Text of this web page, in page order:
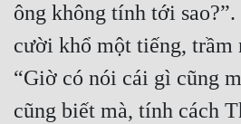
Võng Du
Xuyên Không
ông không tính tới
cười khổ một tiếng, trầm
“Giờ có nói cái gì cũng
cũng biết mà, tính cách